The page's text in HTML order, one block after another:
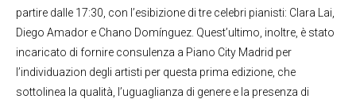
partire dalle 17:30, con l’esibizione di tre celebri pianisti: Clara Lai,
Diego Amador e Chano Domínguez. Quest’ultimo, inoltre, è stato
incaricato di fornire consulenza a Piano City Madrid per
l’individuazion degli artisti per questa prima edizione, che
sottolinea la qualità, l’uguaglianza di genere e la presenza di